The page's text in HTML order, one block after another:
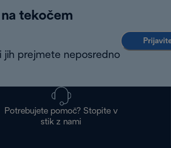
tekočem
jih prejmete neposredno
Potrebujete pomoč? Stopite v
stik z nami